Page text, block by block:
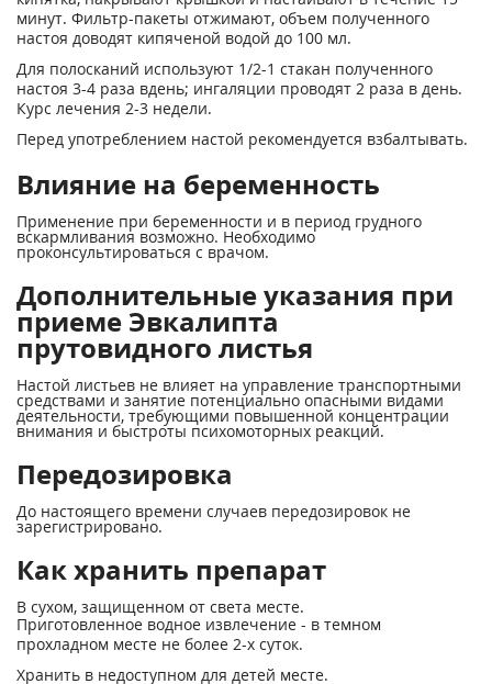
минут. Фильтр-пакеты отжимают, объем полученного
настоя доводят кипяченой водой до 100 мл.
Для полосканий используют 1/2-1 стакан полученного
настоя 3-4 раза вдень; ингаляции проводят 2 раза в день.
Курс лечения 2-3 недели.
Перед употреблением настой рекомендуется взбалтывать.
Влияние на беременность
Применение при беременности и в период грудного
вскармливания возможно. Необходимо
проконсультироваться с врачом.
Дополнительные указания при
приеме Эвкалипта
прутовидного листья
Настой листьев не влияет на управление транспортными
средствами и занятие потенциально опасными видами
деятельности, требующими повышенной концентрации
внимания и быстроты психомоторных реакций.
Передозировка
До настоящего времени случаев передозировок не
зарегистрировано.
Как хранить препарат
В сухом, защищенном от света месте.
Приготовленное водное извлечение - в темном
прохладном месте не более 2-х суток.
Хранить в недоступном для детей месте.